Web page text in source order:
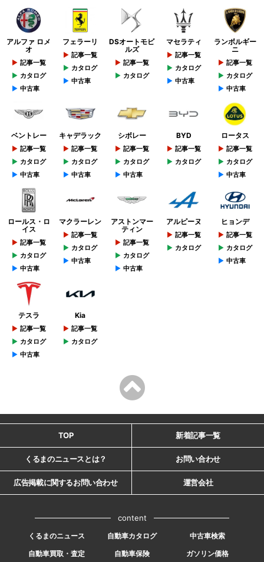
アルファ ロメ
オ
記事一覧
カタログ
中古車
フェラーリ
記事一覧
カタログ
中古車
DSオートモビ
ルズ
記事一覧
カタログ
マセラティ
記事一覧
カタログ
中古車
ランボルギー
ニ
記事一覧
カタログ
中古車
ベントレー
記事一覧
カタログ
中古車
キャデラック
記事一覧
カタログ
中古車
シボレー
記事一覧
カタログ
中古車
BYD
記事一覧
カタログ
ロータス
記事一覧
カタログ
中古車
ロールス・ロ
イス
記事一覧
カタログ
中古車
マクラーレン
記事一覧
カタログ
中古車
アストンマー
ティン
記事一覧
カタログ
中古車
アルピーヌ
記事一覧
カタログ
ヒョンデ
記事一覧
カタログ
中古車
テスラ
記事一覧
カタログ
中古車
Kia
記事一覧
カタログ
TOP 新着記事一覧
くるまのニュースとは？ お問い合わせ
広告掲載に関するお問い合わせ 運営会社
content
くるまのニュース 自動車カタログ
中古車検索
自動車買取・査定
自動車保険 ガソリン価格